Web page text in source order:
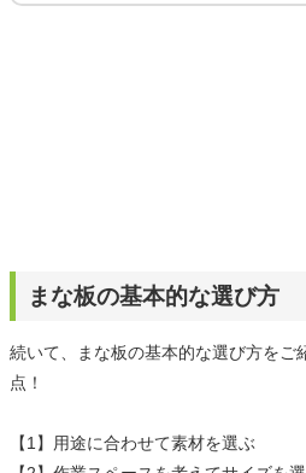
まな板の基本的な選び方
続いて、まな板の基本的な選び方をご
点！
【1】用途に合わせて素材を選ぶ